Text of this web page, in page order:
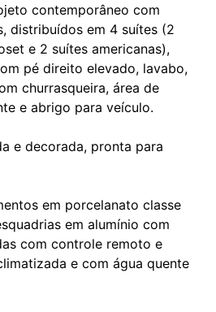
contemporâneo com
distribuídos em 4 suítes (2
e 2 suítes americanas),
pé direito elevado, lavabo,
churrasqueira, área de
e abrigo para veículo.
e decorada, pronta para
em porcelanato classe
em alumínio com
com controle remoto e
e com água quente